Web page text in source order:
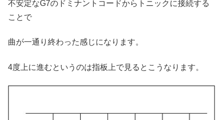
不安定なG7のドミナントコードからトニックに接続する
ことで
曲が一通り終わった感じになります。
4度上に進むというのは指板上で見るとこうなります。